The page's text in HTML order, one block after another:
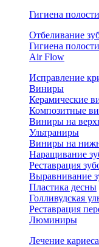
Гигиена
Отбеливание
Гигиена
Air Flow
Исправление
Виниры
Керамические
Композитные
Виниры на
Ультраниры
Виниры на
Наращивание
Реставрация
Выравнивание
Пластика десны
Голливудская
Реставрация
Люминиры
Лечение